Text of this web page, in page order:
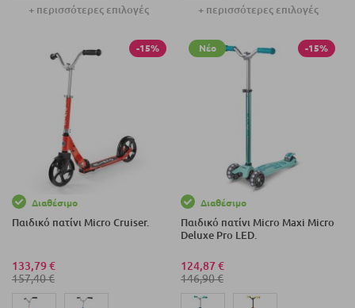
+ περισσότερες επιλογές + περισσότερες επιλογές
-15%
Διαθέσιμο
Παιδικό πατίνι Micro Cruiser.
133,79 €
157,40 €
-15%
Νέο
Διαθέσιμο
Παιδικό πατίνι Micro Maxi Micro
Deluxe Pro LED.
124,87 €
146,90 €